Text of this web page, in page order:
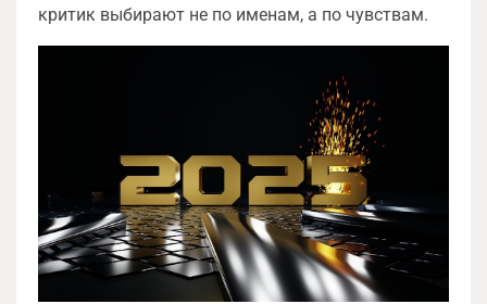
критик выбирают не по именам, а по чувствам.